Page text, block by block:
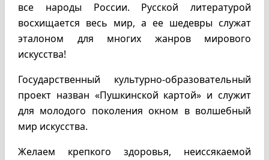
все народы России. Русской литературой
восхищается весь мир, а ее шедевры служат
эталоном для многих жанров мирового
искусства!
Государственный культурно-образовательный
проект назван «Пушкинской картой» и служит
для молодого поколения окном в волшебный
мир искусства.
Желаем крепкого здоровья, неиссякаемой